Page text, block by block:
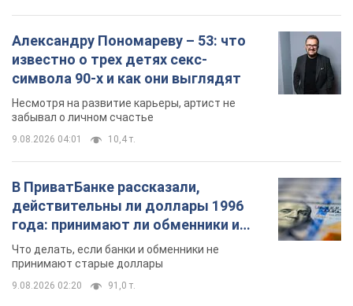
Александру Пономареву – 53: что
известно о трех детях секс-
символа 90-х и как они выглядят
Несмотря на развитие карьеры, артист не
забывал о личном счастье
9.08.2026 04:01 10,4 т.
В ПриватБанке рассказали,
действительны ли доллары 1996
года: принимают ли обменники и
банки такие купюры
Что делать, если банки и обменники не
принимают старые доллары
9.08.2026 02:20 91,0 т.